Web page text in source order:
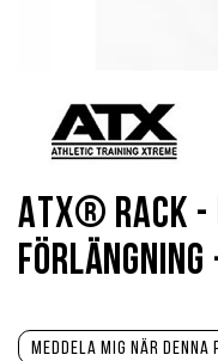
Meddela mig när
ATX® Rack
Förlängning
början
bildgalleriet